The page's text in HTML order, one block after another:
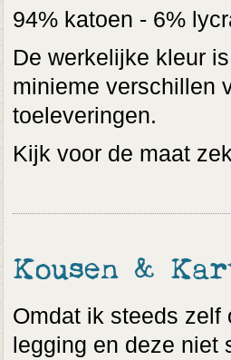
94% katoen - 6%
De werkelijke kleur
minieme verschillen
toeleveringen.
Kijk voor de maat
Kousen &
Omdat ik steeds zelf
legging en deze niet